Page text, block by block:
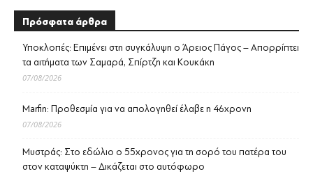
Πρόσφατα άρθρα
Υποκλοπές: Επιμένει στη συγκάλυψη ο Άρειος Πάγος – Απορρίπτει
τα αιτήματα των Σαμαρά, Σπίρτζη και Κουκάκη
07/08/2026
Marfin: Προθεσμία για να απολογηθεί έλαβε η 46χρονη
07/08/2026
Μυστράς: Στο εδώλιο ο 55χρονος για τη σορό του πατέρα του
στον καταψύκτη – Δικάζεται στο αυτόφωρο